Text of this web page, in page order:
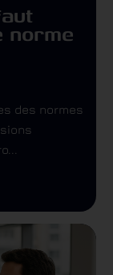
norme
des normes